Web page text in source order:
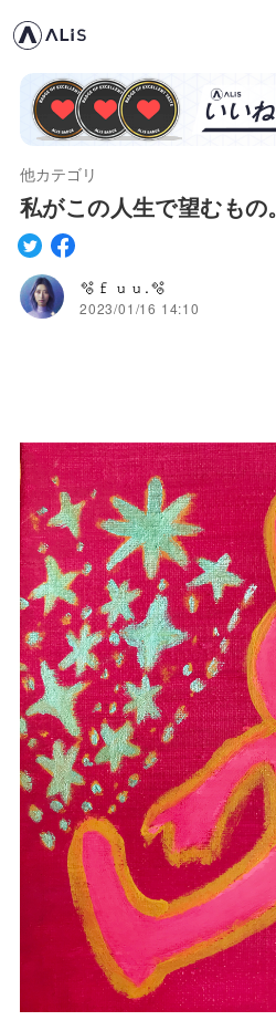
他カテゴリ
私がこの人生で望むもの。
🫧𝚏𝚞𝚞.🫧
2023/01/16 14:10